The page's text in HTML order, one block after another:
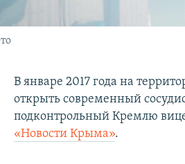
В январе 2017 года на
открыть современный
подконтрольный Кремлю
«Новости Крыма».